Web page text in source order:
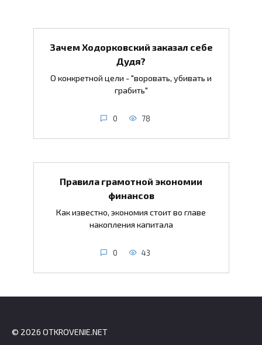
Зачем Ходорковский заказал себе
Дудя?
О конкретной цели - "воровать, убивать и
грабить"
0 78
Правила грамотной экономии
финансов
Как известно, экономия стоит во главе
накопления капитала
0 43
© 2026 OTKROVENIE.NET